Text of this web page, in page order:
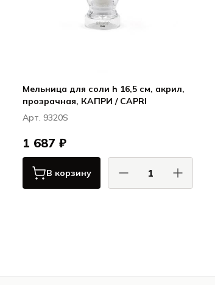
Мельница для соли h 16,5 см, акрил,
прозрачная, КАПРИ / CAPRI
Арт. 9320S
1 687 ₽
В корзину